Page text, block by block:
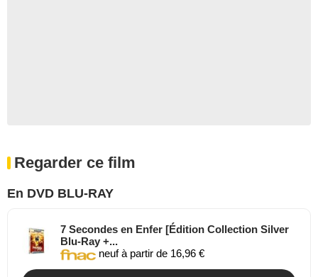
Regarder ce film
En DVD BLU-RAY
7 Secondes en Enfer [Édition Collection Silver
Blu-Ray +...
neuf à partir de 16,96 €